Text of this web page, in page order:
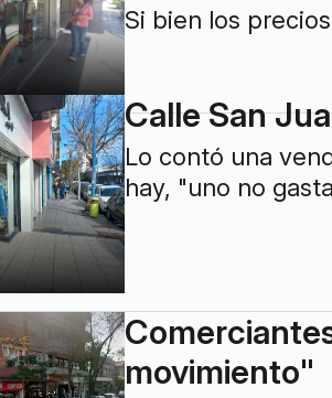
Si bien los
Calle San
Lo contó una
hay, "uno no
movimiento"